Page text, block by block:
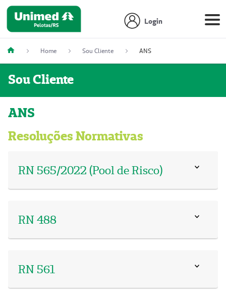
Login
Home Sou Cliente ANS
Sou Cliente
ANS
Resoluções Normativas
RN 565/2022 (Pool de Risco)
RN 488
RN 561